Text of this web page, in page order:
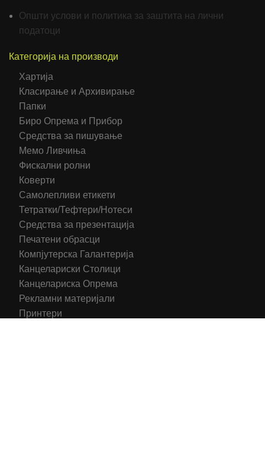
Општи услови и политика за заштита на лични
податоци
Категорија на производи
Хартија
Класирање и Архивирање
Папки
Биро Опрема и Прибор
Средства за пишување
Мемо Ливчиња
Фискални ролни
Коверти
Самолепливи етикети
Тетратки/Тефтери/Нотеси
Средства за презентација
Печатени обрасци
Компјутерска Галантерија
Канцелариски Столици
Канцелариска Опрема
Рекламни материјали
Принтери